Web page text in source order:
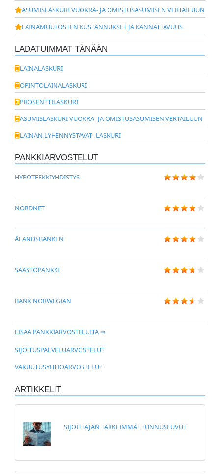
ASUMISLASKURI VUOKRA- JA OMISTUSASUMISEN VERTAILUUN
LAINAMUUTOSTEN KUSTANNUKSET JA KANNATTAVUUS
LADATUIMMAT TÄNÄÄN
LAINALASKURI
OPINTOLAINALASKURI
PROSENTTILASKURI
ASUMISLASKURI VUOKRA- JA OMISTUSASUMISEN VERTAILUUN
LAINAN LYHENNYSTAVAT -LASKURI
PANKKIARVOSTELUT
HYPOTEEKKIYHDISTYS
NORDNET
ÅLANDSBANKEN
SÄÄSTÖPANKKI
BANK NORWEGIAN
LISÄÄ PANKKIARVOSTELUITA ⇒
SIJOITUSPALVELUARVOSTELUT
VAKUUTUSYHTIÖARVOSTELUT
ARTIKKELIT
SIJOITTAJAN TÄRKEIMMÄT TUNNUSLUVUT